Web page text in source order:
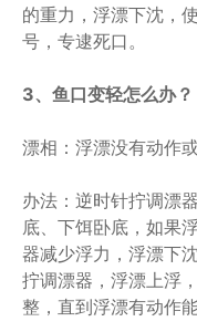
的重力，浮漂下沈，
号，专逮死口。
3、鱼口变轻怎么办？
漂相：浮漂没有动作
办法：逆时针拧调漂
底、下饵卧底，如果
器减少浮力，浮漂下
拧调漂器，浮漂上浮
整，直到浮漂有动作